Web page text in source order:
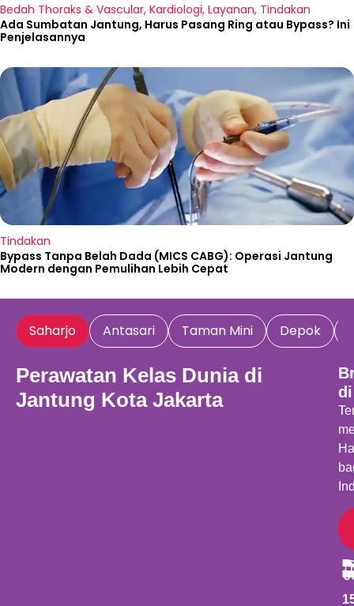
Bedah Thoraks & Vascular, Kardiologi, Layanan, Tindakan
Ada Sumbatan Jantung, Harus Pasang Ring atau Bypass? Ini
Penjelasannya
Tindakan
Bypass Tanpa Belah Dada (MICS CABG): Operasi Jantung
Modern dengan Pemulihan Lebih Cepat
Saharjo Antasari Taman Mini Depok
Perawatan Kelas Dunia di
Jantung Kota Jakarta